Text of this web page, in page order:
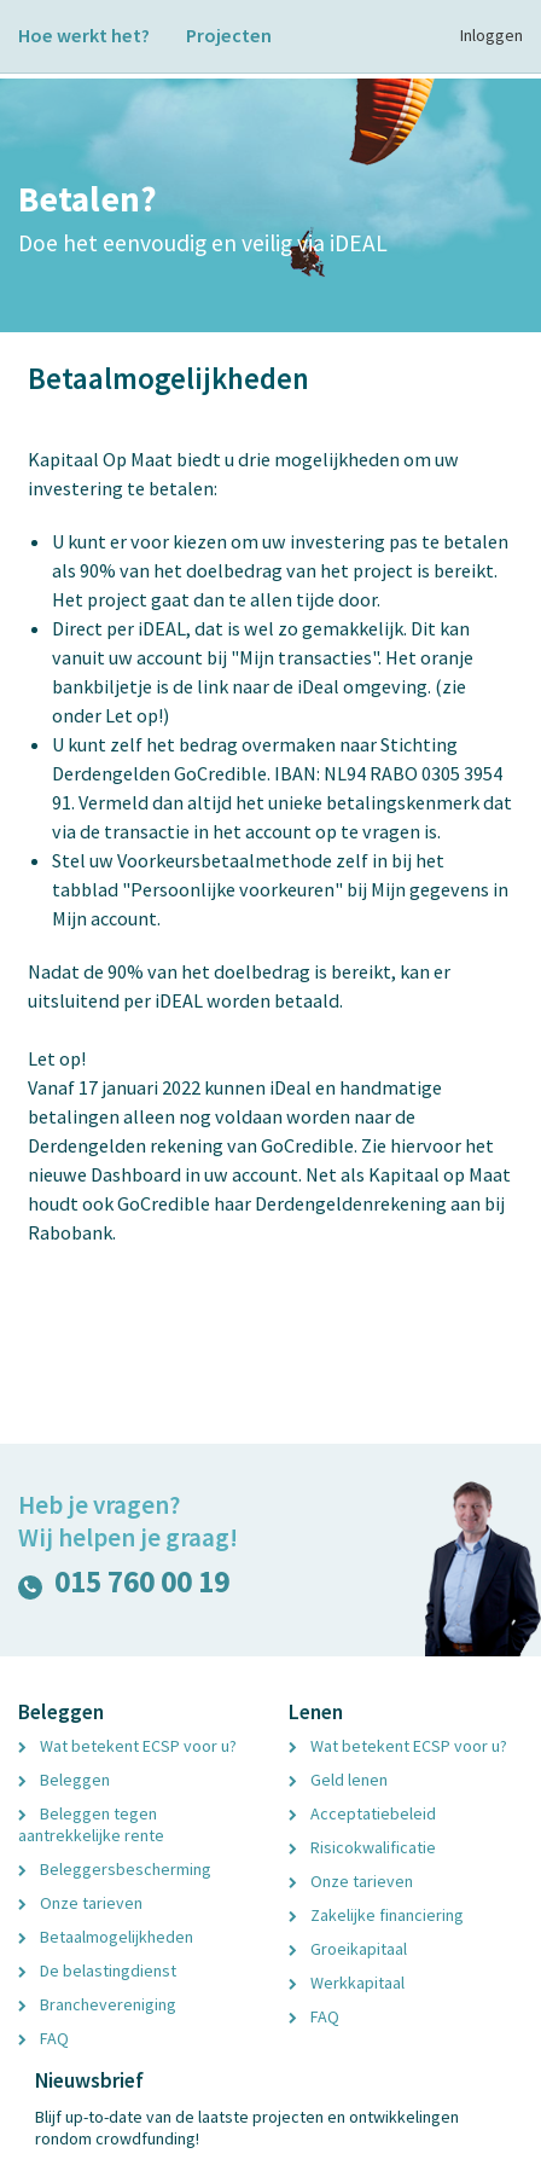
Hoe werkt het? Projecten Inloggen
Betalen?
Doe het eenvoudig en veilig via iDEAL
Betaalmogelijkheden
Kapitaal Op Maat biedt u drie mogelijkheden om uw
investering te betalen:
U kunt er voor kiezen om uw investering pas te betalen
als 90% van het doelbedrag van het project is bereikt.
Het project gaat dan te allen tijde door.
Direct per iDEAL, dat is wel zo gemakkelijk. Dit kan
vanuit uw account bij "Mijn transacties". Het oranje
bankbiljetje is de link naar de iDeal omgeving. (zie
onder Let op!)
U kunt zelf het bedrag overmaken naar Stichting
Derdengelden GoCredible. IBAN: NL94 RABO 0305 3954
91. Vermeld dan altijd het unieke betalingskenmerk dat
via de transactie in het account op te vragen is.
Stel uw Voorkeursbetaalmethode zelf in bij het
tabblad "Persoonlijke voorkeuren" bij Mijn gegevens in
Mijn account.
Nadat de 90% van het doelbedrag is bereikt, kan er
uitsluitend per iDEAL worden betaald.
Let op!
Vanaf 17 januari 2022 kunnen iDeal en handmatige
betalingen alleen nog voldaan worden naar de
Derdengelden rekening van GoCredible. Zie hiervoor het
nieuwe Dashboard in uw account. Net als Kapitaal op Maat
houdt ook GoCredible haar Derdengeldenrekening aan bij
Rabobank.
Heb je vragen?
Wij helpen je graag!
015 760 00 19
Beleggen
Wat betekent ECSP voor u?
Beleggen
Beleggen tegen
aantrekkelijke rente
Beleggersbescherming
Onze tarieven
Betaalmogelijkheden
De belastingdienst
Branchevereniging
FAQ
Lenen
Wat betekent ECSP voor u?
Geld lenen
Acceptatiebeleid
Risicokwalificatie
Onze tarieven
Zakelijke financiering
Groeikapitaal
Werkkapitaal
FAQ
Nieuwsbrief
Blijf up-to-date van de laatste projecten en ontwikkelingen
rondom crowdfunding!